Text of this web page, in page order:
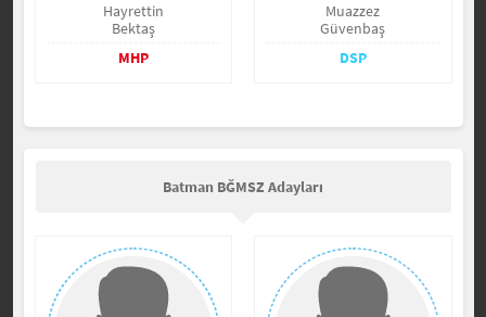
Hayrettin
Bektaş
MHP
Muazzez
Güvenbaş
DSP
Batman BĞMSZ Adayları